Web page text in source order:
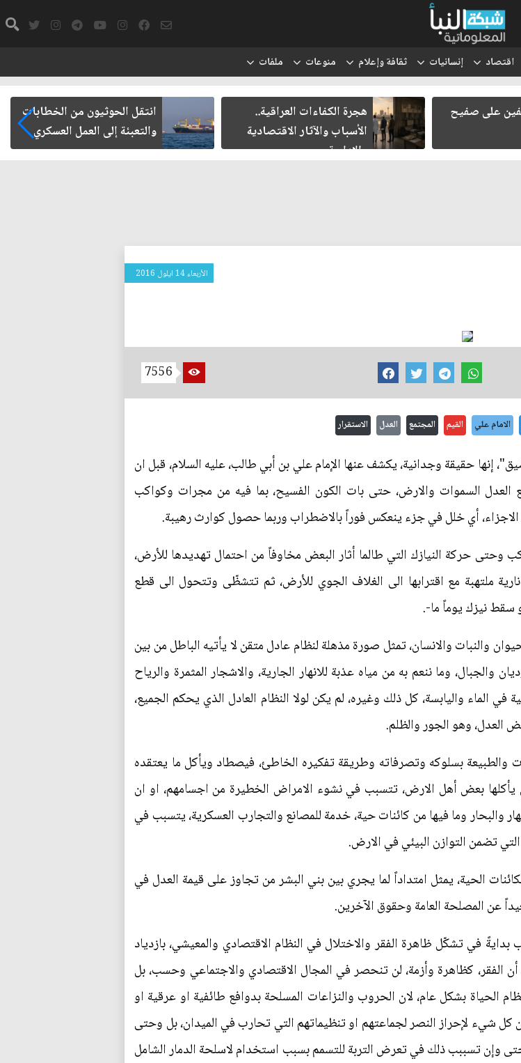
اقتصاد إنسانيات ثقافة وإعلام منوعات ملفات
على صفيح
هجرة الكفاءات العراقية..
الأسباب والآثار الاقتصادية
والإدارية
انتقل الحوثيون من الخطابات
والتعبئة إلى العمل العسكري
الأربعاء 14 ايلول 2016
7556
الامام علي القيم المجتمع العدل الاستقرار
إنها حقيقة وجدانية، يكشف عنها الإمام علي بن أبي طالب، عليه السلام، قبل ان
العدل السموات والارض، حتى بات الكون الفسيح، بما فيه من مجرات وكواكب
أي خلل في جزء ينعكس فوراً بالاضطراب وربما حصول كوارث رهيبة.
وحتى حركة النيازك التي طالما أثار البعض مخاوفاً من احتمال تهديدها للأرض،
ملتهبة مع اقترابها الى الغلاف الجوي للأرض، ثم تتشظّى وتتحول الى قطع
سقط نيزك يوماً ما-.
والنبات والانسان، تمثل صورة مذهلة لنظام عادل متقن لا يأتيه الباطل من بين
والجبال، وما ننعم به من مياه عذبة للانهار الجارية، والاشجار المثمرة والرياح
في الماء واليابسة، كل ذلك وغيره، لم يكن لولا النظام العادل الذي يحكم الجميع،
وهو الجور والظلم.
والطبيعة بسلوكه وتصرفاته وطريقة تفكيره الخاطئ، فيصطاد ويأكل ما يعتقده
يأكلها بعض أهل الارض، تتسبب في نشوء الامراض الخطيرة من اجسامهم، او ان
والبحار وما فيها من كائنات حية، خدمة للمصانع والتجارب العسكرية، يتسبب في
تضمن التوازن البيئي في الارض.
الحية، يمثل امتداداً لما يجري بين بني البشر من تجاوز على قيمة العدل في
عن المصلحة العامة وحقوق الآخرين.
في تشكّل ظاهرة الفقر والاختلال في النظام الاقتصادي والمعيشي، بازدياد
أن الفقر، كظاهرة وأزمة، لن تنحصر في المجال الاقتصادي والاجتماعي وحسب، بل
الحياة بشكل عام، لان الحروب والنزاعات المسلحة بدوافع طائفية او عرقية او
كل شيء لإحراز النصر لجماعتهم او تنظيماتهم التي تحارب في الميدان، بل وحتى
وإن تسببب ذلك في تعرض التربة للتسمم بسبب استخدام لاسلحة الدمار الشامل